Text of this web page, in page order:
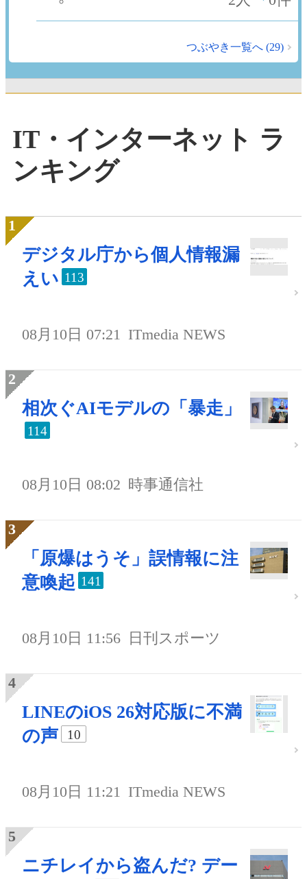
つぶやき一覧へ (29)
IT・インターネット ラ
ンキング
デジタル庁から個人情報漏
えい 113
08月10日 07:21 ITmedia NEWS
相次ぐAIモデルの「暴走」
114
08月10日 08:02 時事通信社
「原爆はうそ」誤情報に注
意喚起 141
08月10日 11:56 日刊スポーツ
LINEのiOS 26対応版に不満
の声
10
08月10日 11:21 ITmedia NEWS
ニチレイから盗んだ? デー